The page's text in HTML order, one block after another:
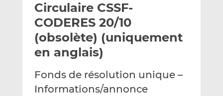
y
e
r
p
e
m
a
g
e
r
r
L
a
g
e
r
r
F
Circulaire CSSF-
CODERES 20/10
(obsolète) (uniquement
en anglais)
Fonds de résolution unique –
Informations/annonce